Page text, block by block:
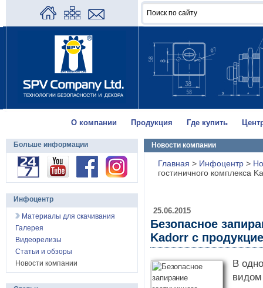
О компании Продукция Где купить
Новости компании
Главная > Инфоцентр >
гостиничного комплекса
25.06.2015
Безопасное
Kadorr с
В
Больше информации
Инфоцентр
Материалы для скачивания
Галерея
Видеорелизы
Статьи и обзоры
Новости компании